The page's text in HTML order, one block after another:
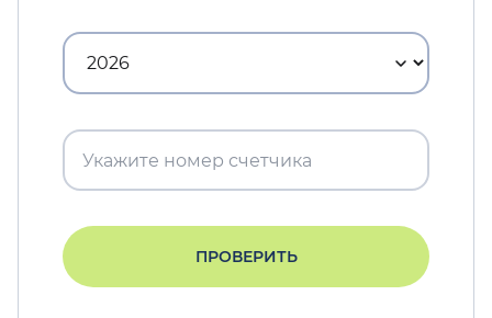
ПРОВЕРИТЬ